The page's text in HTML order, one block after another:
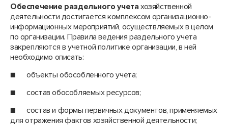
Обеспечение раздельного учета хозяйственной
деятельности достигается комплексом организационно-
информационных мероприятий, осуществляемых в целом
по организации. Правила ведения раздельного учета
закрепляются в учетной политике организации, в ней
необходимо описать:
■ объекты обособленного учета;
■ состав обособляемых ресурсов;
■ состав и формы первичных документов, применяемых
для отражения фактов хозяйственной деятельности;